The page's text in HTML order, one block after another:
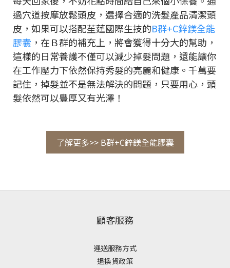
過穴道按摩放鬆頭皮，選擇合適的洗髮產品清潔頭
皮，如果可以搭配苼莛國際生技的B群+C鋅鎂全能
膠囊 ，在Ｂ群的補充上，將會獲得十分大的幫助，
這樣的日常養護不僅可以減少掉髮問題，還能讓你
在工作壓力下依然保持秀髮的亮麗和健康。千萬要
記住，掉髮並不是無法解決的問題，只要用心，頭
髮依然可以豐厚又有光澤！
了解更多>> B群+C鋅鎂全能膠囊
顧客服務
運送服務方式
退換貨政策